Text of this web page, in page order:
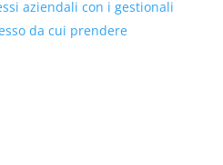
aziendali con i gestionali
da cui prendere